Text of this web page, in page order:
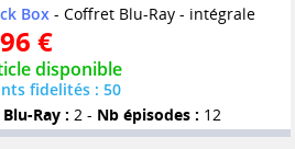
Box - Coffret Blu-Ray - intégrale
€
disponible
fidelités : 50
Ray : 2 - Nb épisodes : 12